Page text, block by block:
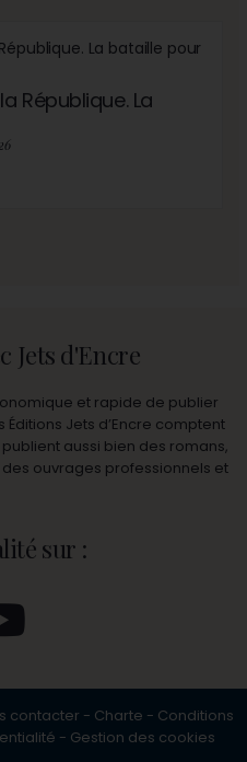
République. La
Jets d'Encre
et rapide de publier
Jets d’Encre comptent
aussi bien des romans,
ouvrages professionnels et
sur :
contacter - Charte - Conditions
- Gestion des cookies